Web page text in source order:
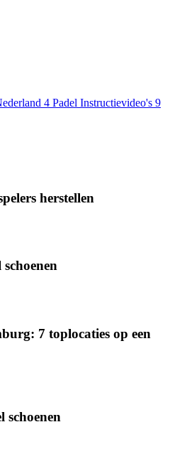
4 Padel Instructievideo's 9
herstellen
7 toplocaties op een
schoenen